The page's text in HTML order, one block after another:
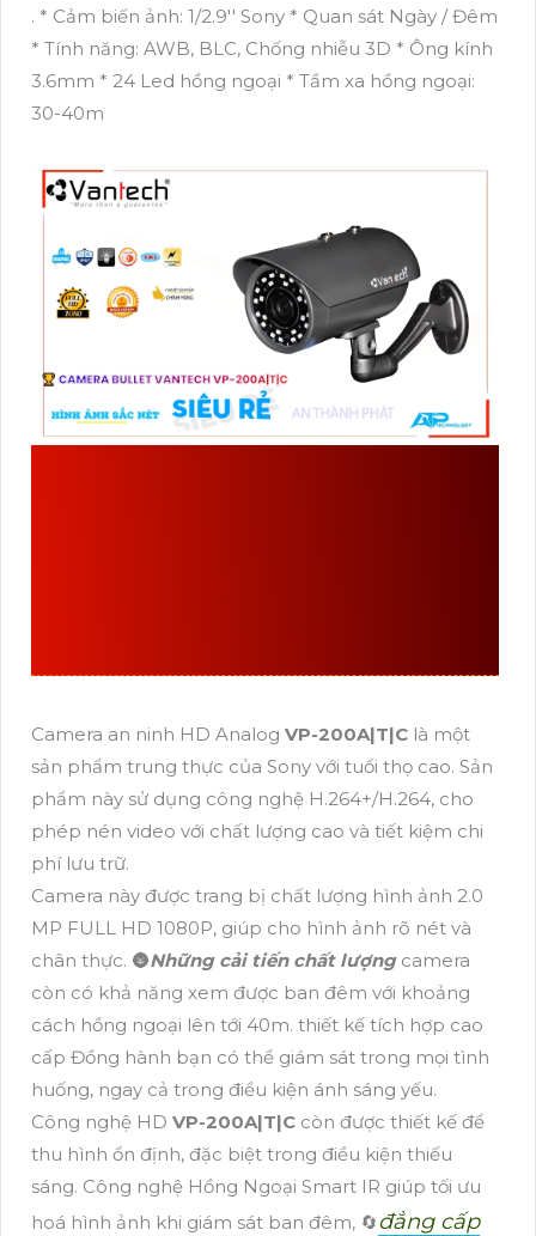
. * Cảm biến ảnh: 1/2.9'' Sony * Quan sát Ngày / Đêm
* Tính năng: AWB, BLC, Chống nhiễu 3D * Ông kính
3.6mm * 24 Led hồng ngoại * Tầm xa hồng ngoại:
30-40m
Camera an ninh HD Analog VP-200A|T|C là một
sản phẩm trung thực của Sony với tuổi thọ cao. Sản
phẩm này sử dụng công nghệ H.264+/H.264, cho
phép nén video với chất lượng cao và tiết kiệm chi
phí lưu trữ.
Camera này được trang bị chất lượng hình ảnh 2.0
MP FULL HD 1080P, giúp cho hình ảnh rõ nét và
chân thực. 🌚Những cải tiến chất lượngcamera
còn có khả năng xem được ban đêm với khoảng
cách hồng ngoại lên tới 40m. thiết kế tích hợp cao
cấp Đồng hành bạn có thể giám sát trong mọi tình
huống, ngay cả trong điều kiện ánh sáng yếu.
Công nghệ HD VP-200A|T|C còn được thiết kế để
thu hình ổn định, đặc biệt trong điều kiện thiếu
sáng. Công nghệ Hồng Ngoại Smart IR giúp tối ưu
hoá hình ảnh khi giám sát ban đêm, 🔄đẳng cấp